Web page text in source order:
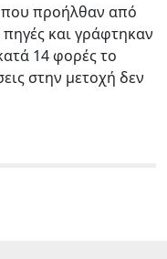
που προήλθαν από
και γράφτηκαν
14 φορές το
στην μετοχή δεν